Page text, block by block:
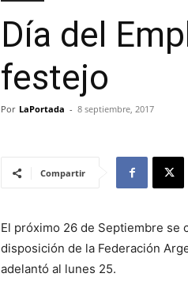
Día del
festejo
Por LaPortada - 8 septiembre, 2017
Compartir
El próximo 26 de Septiembre se
disposición de la Federación
adelantó al lunes 25.